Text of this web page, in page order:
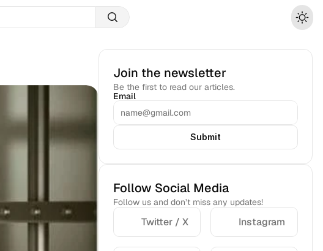
Join the newsletter
Be the first to read our articles.
Email
Submit
Follow Social Media
Follow us and don’t miss any updates!
Twitter / X Instagram